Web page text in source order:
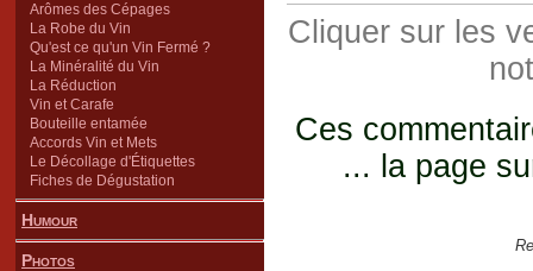
Arômes des Cépages
La Robe du Vin
Qu'est ce qu'un Vin Fermé ?
La Minéralité du Vin
La Réduction
Vin et Carafe
Bouteille entamée
Accords Vin et Mets
Le Décollage d'Étiquettes
Fiches de Dégustation
Humour
Photos
Cliquer sur les
Ces
... la page